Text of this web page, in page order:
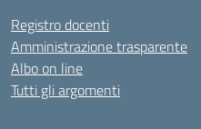
Registro docenti
Amministrazione trasparente
Albo on line
Tutti gli argomenti